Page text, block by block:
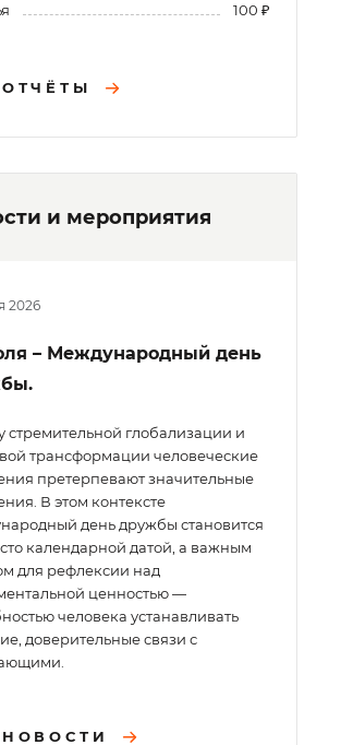
100 ₽
и мероприятия
2026
– Международный день
стремительной глобализации и
трансформации человеческие
претерпевают значительные
В этом контексте
день дружбы становится
календарной датой, а важным
для рефлексии над
ценностью —
человека устанавливать
доверительные связи с